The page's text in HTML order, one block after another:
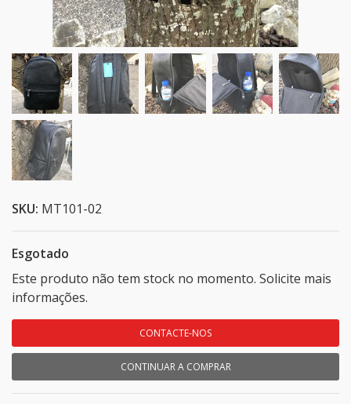
SKU: MT101-02
Esgotado
Este produto não tem stock no momento. Solicite mais
informações.
CONTACTE-NOS
CONTINUAR A COMPRAR